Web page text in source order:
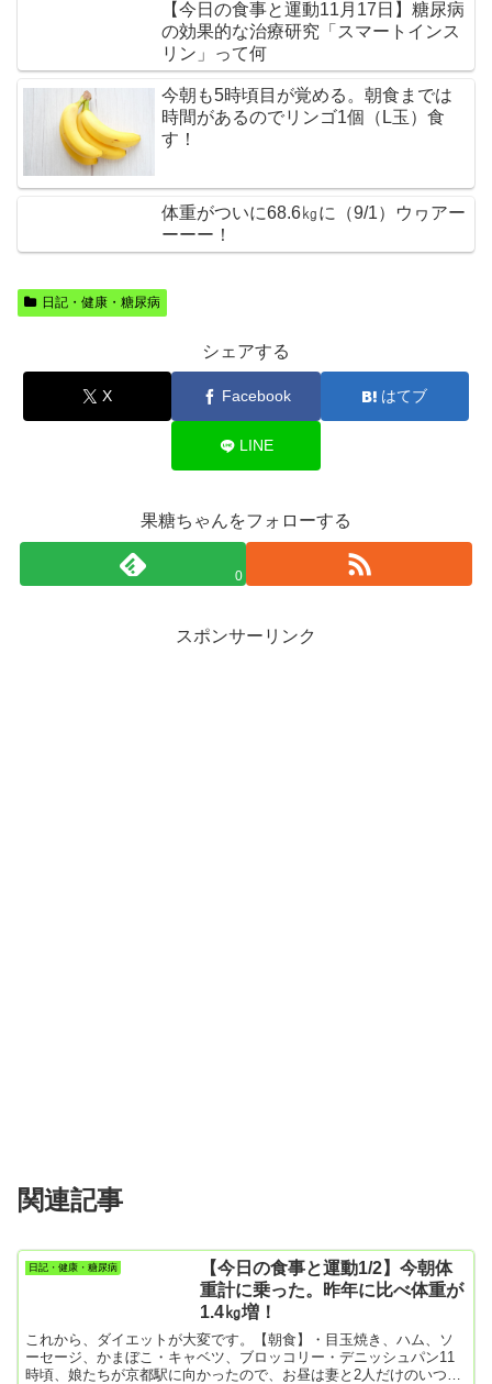
【今日の食事と運動11月17日】糖尿病
の効果的な治療研究「スマートインス
リン」って何
今朝も5時頃目が覚める。朝食までは
時間があるのでリンゴ1個（L玉）食
す！
体重がついに68.6㎏に（9/1）ウヮアー
ーーー！
日記・健康・糖尿病
シェアする
X Facebook はてブ
LINE
果糖ちゃんをフォローする
0
スポンサーリンク
関連記事
日記・健康・糖尿病
【今日の食事と運動1/2】今朝体
重計に乗った。昨年に比べ体重が
1.4㎏増！
これから、ダイエットが大変です。【朝食】・目玉焼き、ハム、ソ
ーセージ、かまぼこ・キャベツ、ブロッコリー・デニッシュパン11
時頃、娘たちが京都駅に向かったので、お昼は妻と2人だけのいつも